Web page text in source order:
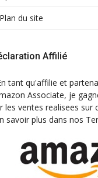
Plan du site
Affilié
tant qu'affilie et
Associate, je
les ventes realisees sur
savoir plus dans nos